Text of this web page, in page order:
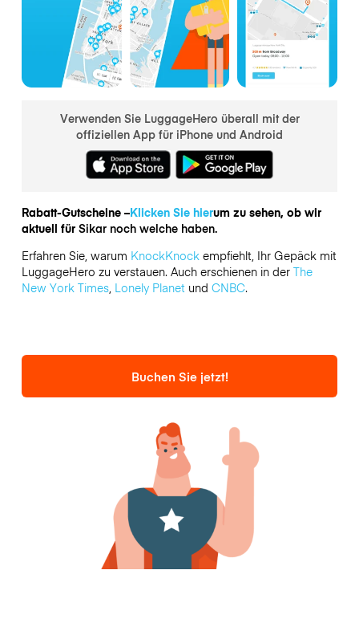
Verwenden Sie LuggageHero überall mit der
offiziellen App für iPhone und Android
Rabatt-Gutscheine –Klicken Sie hierum zu sehen, ob wir
aktuell für Sikar noch welche haben.
Erfahren Sie, warum KnockKnockempfiehlt, Ihr Gepäck mit
LuggageHero zu verstauen. Auch erschienen in der The
New York Times, Lonely Planetund CNBC.
Buchen Sie jetzt!